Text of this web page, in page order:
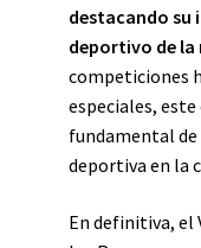
destacando su
deportivo de la
competiciones
especiales,
fundamental
deportiva en la
En definitiva, el